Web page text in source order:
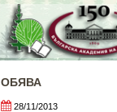
ОБЯВА
28/11/2013